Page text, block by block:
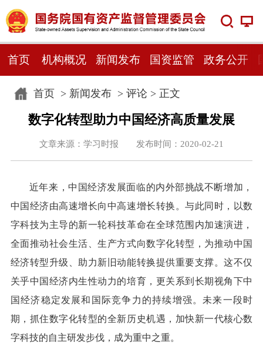
首页 机构概况 新闻发布 国资监管 政务公开
首页> 新闻发布> 评论 > 正文
数字化转型助力中国经济高质量发展
文章来源：学习时报 发布时间：2020-02-21
近年来，中国经济发展面临的内外部挑战不断增加，
中国经济由高速增长向中高速增长转换。与此同时，以数
字科技为主导的新一轮科技革命在全球范围内加速演进，
全面推动社会生活、生产方式向数字化转型，为推动中国
经济转型升级、助力新旧动能转换提供重要支撑。这不仅
关乎中国经济内生性动力的培育，更关系到长期视角下中
国经济稳定发展和国际竞争力的持续增强。未来一段时
期，抓住数字化转型的全新历史机遇，加快新一代核心数
字科技的自主研发步伐，成为重中之重。